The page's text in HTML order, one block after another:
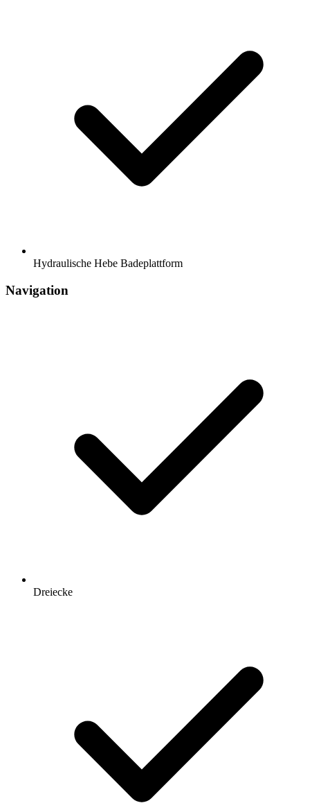
Hydraulische Hebe Badeplattform
Navigation
Dreiecke